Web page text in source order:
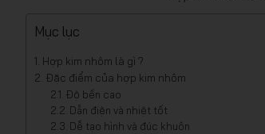
Mục lục
Hợp kim nhôm là gì ?
Đặc điểm của hợp kim nhôm
Độ bền cao
Dẫn điện và nhiệt tốt
Dễ tạo hình và đúc khuôn